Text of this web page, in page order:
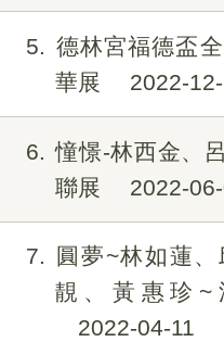
5
德林宮福德盃
華展
2022-
6
憧憬-林西金、
聯展
2022-
7
圓夢~林如蓮
靚、黃惠珍~
2022-04-11